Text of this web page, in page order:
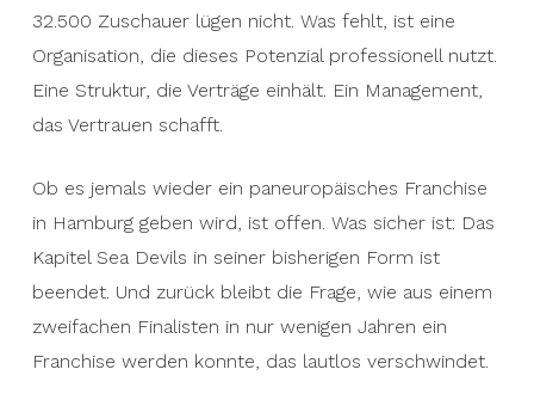
32.500 Zuschauer lügen nicht. Was fehlt, ist eine
Organisation, die dieses Potenzial professionell nutzt.
Eine Struktur, die Verträge einhält. Ein Management,
das Vertrauen schafft.
Ob es jemals wieder ein paneuropäisches Franchise
in Hamburg geben wird, ist offen. Was sicher ist: Das
Kapitel Sea Devils in seiner bisherigen Form ist
beendet. Und zurück bleibt die Frage, wie aus einem
zweifachen Finalisten in nur wenigen Jahren ein
Franchise werden konnte, das lautlos verschwindet.